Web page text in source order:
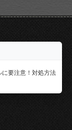
reserved.
要注意！対処方法